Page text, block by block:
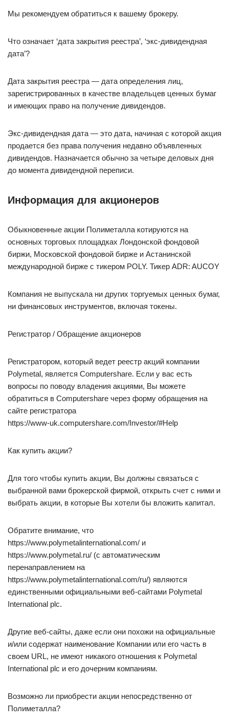
Мы рекомендуем обратиться к вашему брокеру.
Что означает ‘дата закрытия реестра’, ‘экс-дивидендная
дата’?
Дата закрытия реестра — дата определения лиц,
зарегистрированных в качестве владельцев ценных бумаг
и имеющих право на получение дивидендов.
Экс-дивидендная дата — это дата, начиная с которой акция
продается без права получения недавно объявленных
дивидендов. Назначается обычно за четыре деловых дня
до момента дивидендной переписи.
Информация для акционеров
Обыкновенные акции Полиметалла котируются на
основных торговых площадках Лондонской фондовой
биржи, Московской фондовой бирже и Астанинской
международной бирже с тикером POLY. Тикер ADR: AUCOY
Компания не выпускала ни других торгуемых ценных бумаг,
ни финансовых инструментов, включая токены.
Регистратор / Обращение акционеров
Регистратором, который ведет реестр акций компании
Polymetal, является Computershare. Если у вас есть
вопросы по поводу владения акциями, Вы можете
обратиться в Computershare через форму обращения на
сайте регистратора
https://www-uk.computershare.com/Investor/#Help
Как купить акции?
Для того чтобы купить акции, Вы должны связаться с
выбранной вами брокерской фирмой, открыть счет с ними и
выбрать акции, в которые Вы хотели бы вложить капитал.
Обратите внимание, что
https://www.polymetalinternational.com/ и
https://www.polymetal.ru/ (с автоматическим
перенаправлением на
https://www.polymetalinternational.com/ru/) являются
единственными официальными веб-сайтами Polymetal
International plc.
Другие веб-сайты, даже если они похожи на официальные
и/или содержат наименование Компании или его часть в
своем URL, не имеют никакого отношения к Polymetal
International plc и его дочерним компаниям.
Возможно ли приобрести акции непосредственно от
Полиметалла?